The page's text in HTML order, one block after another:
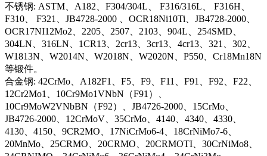
不锈钢: ASTM、A182、F304/304L、 F316/316L、 F316H、
F310、 F321、JB4728-2000 、OCR18Ni10Ti、JB4728-2000、
OCR17NI12Mo2、2205、2507、2103、904L、254SMD、
304LN、316LN、1CR13、2cr13、3cr13、4cr13、321、302、
W1813N、W2014N、W2018N、W2020N、P550、Cr18Mn18N
等锻件。
合金钢: 42CrMo、A182F1、F5、F9、F11、F91、F92、F22、
12Cr2Mo1、10Cr9Mo1VNbN（F91）、
10Cr9MoW2VNbBN（F92）、JB4726-2000、15CrMo、
JB4726-2000、12CrMoV、35CrMo、4140、4340、4330、
4130、4150、9CR2MO、17NiCrMo6-4、18CrNiMo7-6、
20MnMo、25CRMO、20CRMO、20CRMOTI、30CrNiMo8、